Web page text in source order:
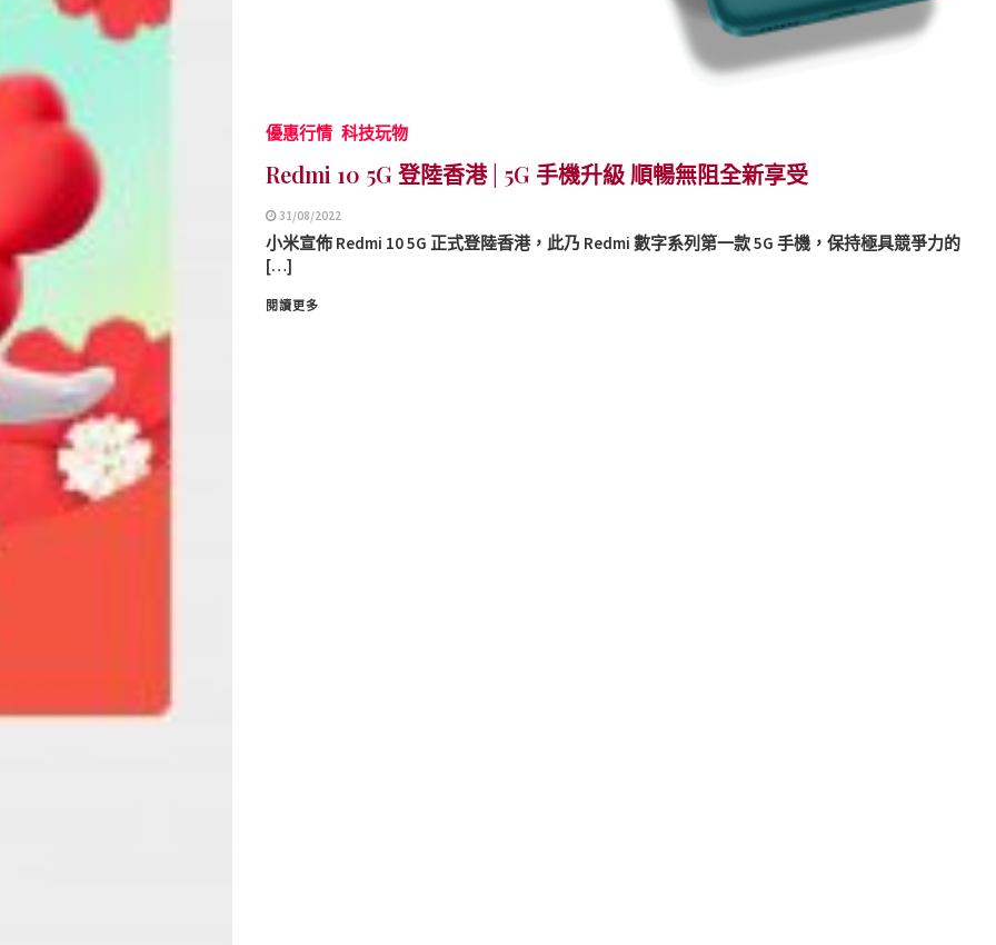
優惠行情 科技玩物
Redmi 10 5G 登陸香港 | 5G 手機升級 順暢無阻全新享受
31/08/2022
小米宣佈 Redmi 10 5G 正式登陸香港，此乃 Redmi 數字系列第一款 5G 手機，保持極具競爭力的
[…]
閱讀更多